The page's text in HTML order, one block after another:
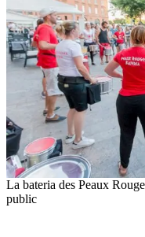
La bateria des Peaux
public